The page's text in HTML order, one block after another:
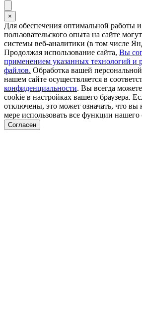
×
Для обеспечения оптимальной работы
пользовательского опыта на сайте
системы веб-аналитики (в том числе
Продолжая использование сайта, Вы
применением указанных технологий и
файлов. Обработка вашей
нашем сайте осуществляется в
конфиденциальности. Вы всегда
cookie в настройках вашего браузера.
отключены, это может означать, что вы
мере использовать все функции нашего
Согласен